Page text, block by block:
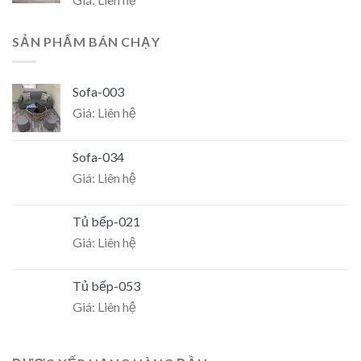
SẢN PHẨM BÁN CHẠY
Sofa-003
Giá: Liên hệ
Sofa-034
Giá: Liên hệ
Tủ bếp-021
Giá: Liên hệ
Tủ bếp-053
Giá: Liên hệ